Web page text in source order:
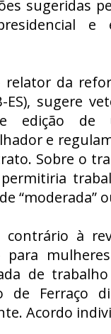
sugeridas
e
relator da
ES), sugere
edição de
e
Sobre o
“moderada”
à
para
de
de Ferraço
Acordo